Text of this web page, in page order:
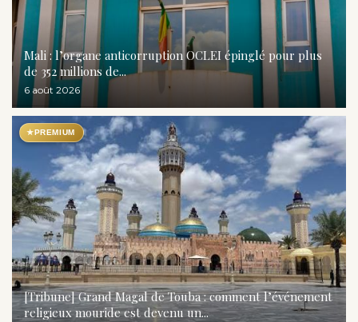
Mali : l’organe anticorruption OCLEI épinglé pour plus
de 352 millions de...
6 août 2026
★ PREMIUM
[Tribune] Grand Magal de Touba : comment l’événement
religieux mouride est devenu un...